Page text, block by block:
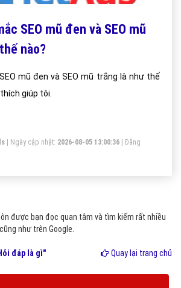
SEO mũ đen và SEO mũ
nào?
mũ đen và SEO mũ trắng là như thế
giúp tôi.
| Ngày cập nhật: 2026-08-05 13:00:36
Đăng
được bạn đọc quan tâm và tìm kiếm rất nhiều
như trên Google.
đáp là gì" Quay lại trang chủ